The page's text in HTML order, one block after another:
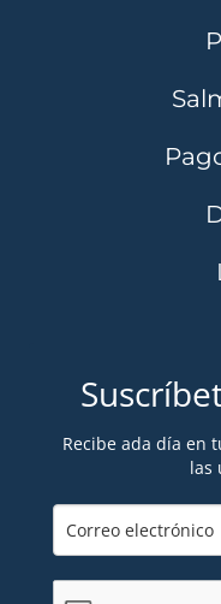
Recibe ada día en
las